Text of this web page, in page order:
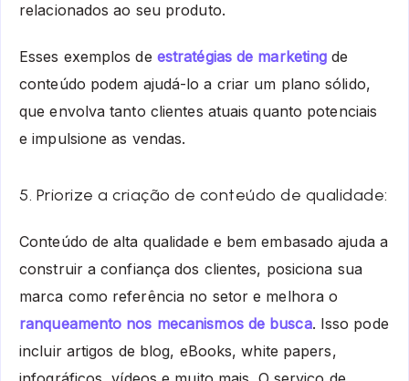
relacionados ao seu produto.
Esses exemplos de estratégias de marketing de
conteúdo podem ajudá-lo a criar um plano sólido,
que envolva tanto clientes atuais quanto potenciais
e impulsione as vendas.
5. Priorize a criação de conteúdo de qualidade:
Conteúdo de alta qualidade e bem embasado ajuda a
construir a confiança dos clientes, posiciona sua
marca como referência no setor e melhora o
ranqueamento nos mecanismos de busca. Isso pode
incluir artigos de blog, eBooks, white papers,